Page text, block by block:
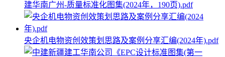
建华南广州-质量标准化图集(2024年，190页).pdf
央企机电物资创效策划思路及案例分享汇编(2024年).pdf